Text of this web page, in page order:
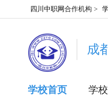
四川中职网 合作机构 >
成
学校首页 学